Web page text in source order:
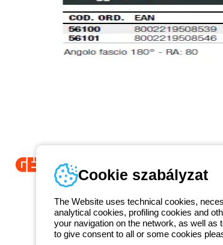
Since 2025, Beghelli has been part of the GEWISS
and end users in meeting their needs.Discover more
Telefonszám
Hétfőtől-péntekig: 8.00-16.30 1 951
Cookie szabályzat
The Website uses technical cookies,
analytical cookies, profiling cookies and
your navigation on the network, as well as
to give consent to all or some cookies